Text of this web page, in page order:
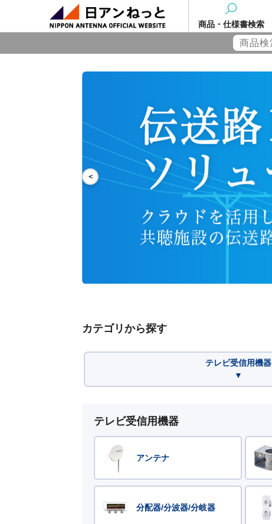
商品・仕様書検索
カテゴリから探す
テレビ受信用機器
▼
テレビ受信用機器
アンテナ
分配器/分波器/分岐器